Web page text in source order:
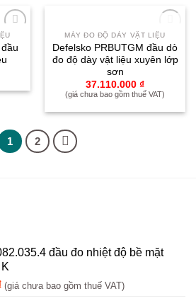
Yêu
thích
thích
HẾT HÀNG
MÁY ĐO ĐỘ DÀY VẬT LIỆU
Defelsko PRBUTGM đầu dò
đo độ dày vật liệu xuyên lớp
sơn
37.110.000 ₫
(giá chưa bao gồm thuế VAT)
1 2
đầu đo nhiệt độ bề mặt
(giá chưa bao gồm thuế VAT)